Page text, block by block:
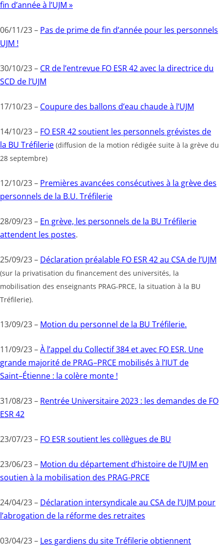
fin d’année à l’UJM »
06/11/23 – Pas de prime de fin d’année pour les personnels
UJM !
30/10/23 – CR de l’entrevue FO ESR 42 avec la directrice du
SCD de l’UJM
17/10/23 – Coupure des ballons d’eau chaude à l’UJM
14/10/23 – FO ESR 42 soutient les personnels grévistes de
la BU Tréfilerie (diffusion de la motion rédigée suite à la grève du
28 septembre)
12/10/23 – Premières avancées consécutives à la grève des
personnels de la B.U. Tréfilerie
28/09/23 – En grève, les personnels de la BU Tréfilerie
attendent les postes.
25/09/23 – Déclaration préalable FO ESR 42 au CSA de l’UJM
(sur la privatisation du financement des universités, la
mobilisation des enseignants PRAG-PRCE, la situation à la BU
Tréfilerie).
13/09/23 – Motion du personnel de la BU Tréfilerie.
11/09/23 –À l’appel du Collectif 384 etavec FO ESR. Une
grande majorité de PRAG–PRCE mobilisés à l’IUTde
Saint–Étienne : la colère monte !
31/08/23 – Rentrée Universitaire 2023 : les demandes de FO
ESR 42
23/07/23 – FO ESR soutient les collègues de BU
23/06/23 – Motion du département d’histoire de l’UJM en
soutien à la mobilisation des PRAG-PRCE
24/04/23 – Déclaration intersyndicale au CSA de l’UJM pour
l’abrogation de la réforme des retraites
03/04/23 – Les gardiens du site Tréfilerie obtiennent